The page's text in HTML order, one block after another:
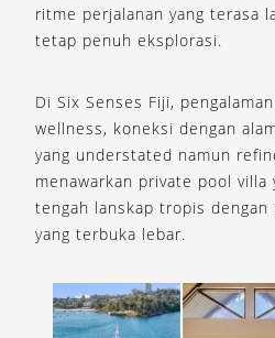
ritme perjalanan yang terasa
tetap penuh eksplorasi.
Di Six Senses Fiji,
wellness, koneksi dengan
yang understated namun
menawarkan private pool villa
tengah lanskap tropis dengan
yang terbuka lebar.